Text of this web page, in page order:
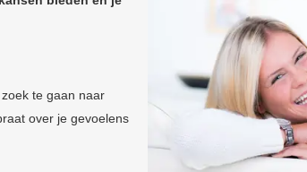
te gaan naar
over je gevoelens